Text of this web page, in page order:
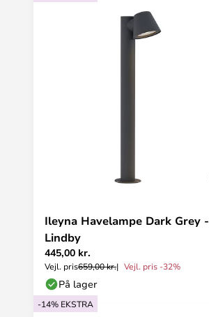
Ileyna Havelampe Dark Grey -
Lindby
445,00 kr.
Vejl. pris659,00 kr. Vejl. pris -32%
På lager
-14% EKSTRA